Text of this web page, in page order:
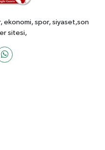
ekonomi, spor, siyaset,son
sitesi,